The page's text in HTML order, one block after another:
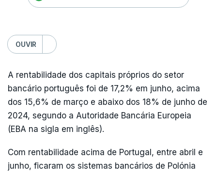
OUVIR
A rentabilidade dos capitais próprios do setor
bancário português foi de 17,2% em junho, acima
dos 15,6% de março e abaixo dos 18% de junho de
2024, segundo a Autoridade Bancária Europeia
(EBA na sigla em inglês).
Com rentabilidade acima de Portugal, entre abril e
junho, ficaram os sistemas bancários de Polónia